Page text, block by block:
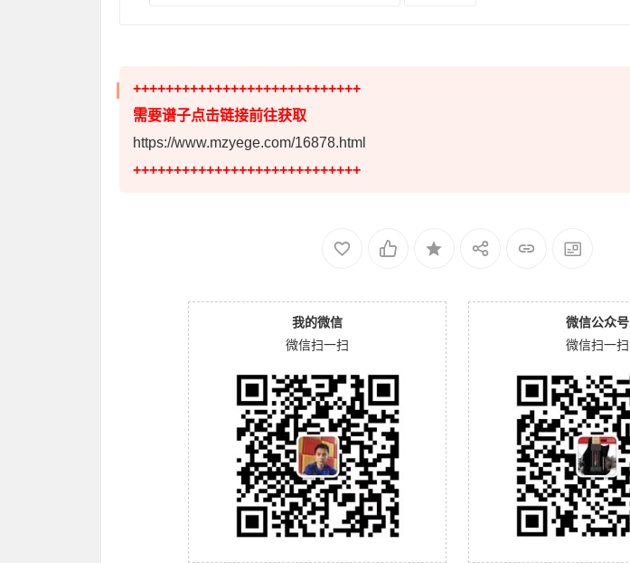
++++++++++++++++++++++++++++
需要谱子点击链接前往获取
https://www.mzyege.com/16878.html
++++++++++++++++++++++++++++
我的微信
微信扫一扫
微信公众号
微信扫一扫